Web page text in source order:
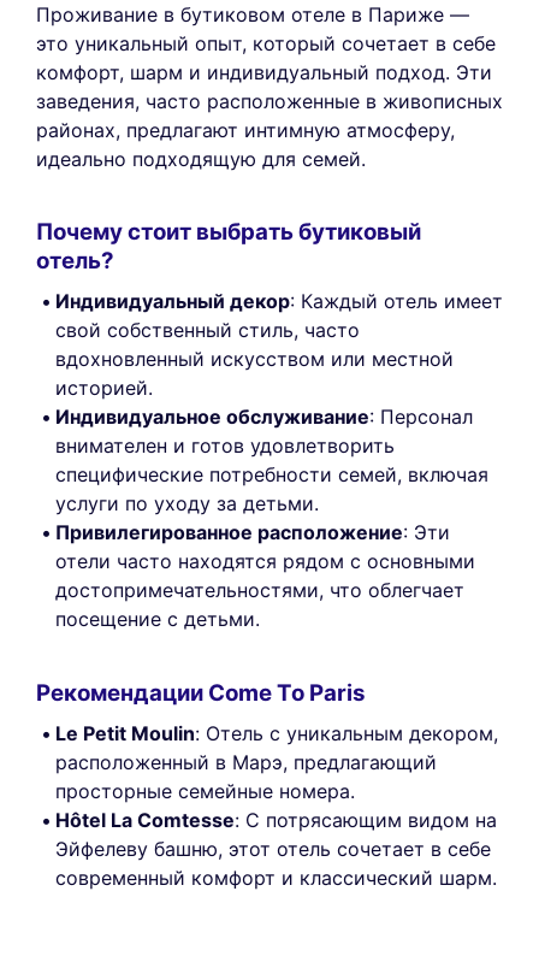
Проживание в бутиковом отеле в Париже —
это уникальный опыт, который сочетает в себе
комфорт, шарм и индивидуальный подход. Эти
заведения, часто расположенные в живописных
районах, предлагают интимную атмосферу,
идеально подходящую для семей.
Почему стоит выбрать бутиковый
отель?
Индивидуальный декор: Каждый отель имеет
свой собственный стиль, часто
вдохновленный искусством или местной
историей.
Индивидуальное обслуживание: Персонал
внимателен и готов удовлетворить
специфические потребности семей, включая
услуги по уходу за детьми.
Привилегированное расположение: Эти
отели часто находятся рядом с основными
достопримечательностями, что облегчает
посещение с детьми.
Рекомендации Come To Paris
Le Petit Moulin: Отель с уникальным декором,
расположенный в Марэ, предлагающий
просторные семейные номера.
Hôtel La Comtesse: С потрясающим видом на
Эйфелеву башню, этот отель сочетает в себе
современный комфорт и классический шарм.